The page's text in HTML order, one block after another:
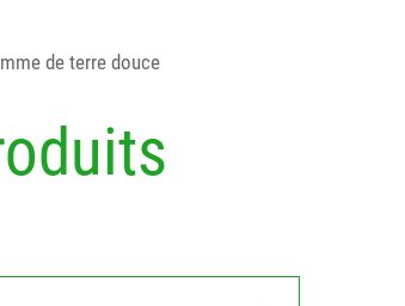
de terre douce